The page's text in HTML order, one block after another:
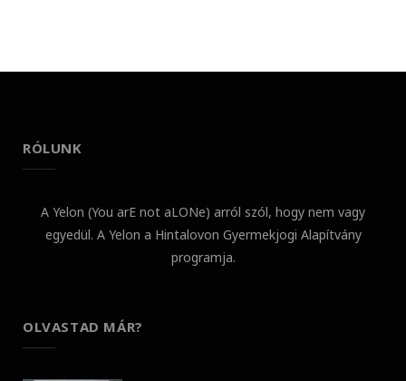
RÓLUNK
A Yelon (You arE not aLONe) arról szól, hogy nem vagy
egyedül. A Yelon a Hintalovon Gyermekjogi Alapítvány
programja.
OLVASTAD MÁR?